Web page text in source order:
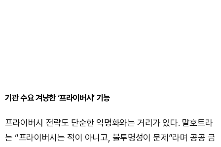
기관 수요 겨냥한 ‘프라이버시’ 기능
프라이버시 전략도 단순한 익명화와는 거리가 있다. 말호트라
는 “프라이버시는 적이 아니고, 불투명성이 문제”라며 공공 금